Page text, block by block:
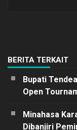
BERITA TERKAIT
Bupati
Open
Minahasa
Dibanjiri